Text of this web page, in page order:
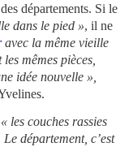
départements. Si le
dans le pied », il ne
avec la même vieille
mêmes pièces,
idée nouvelle »,
« les couches rassies
département, c’est